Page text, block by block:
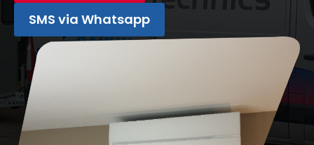
SMS via Whatsapp